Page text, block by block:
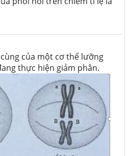
của một cơ thể lưỡng
thực hiện giảm phân.